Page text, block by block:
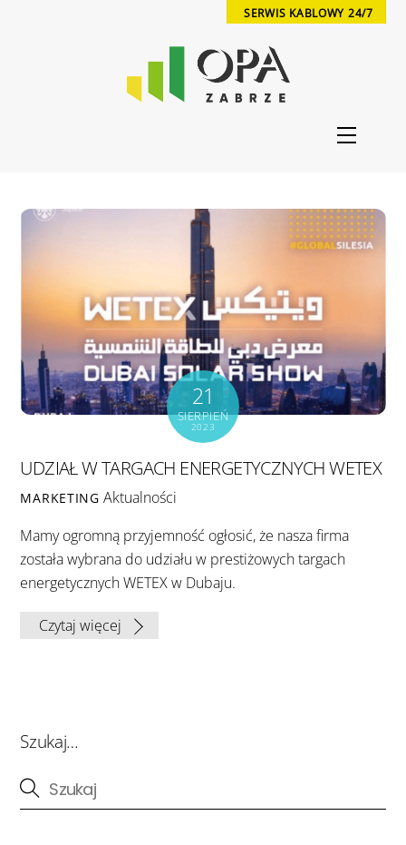
SERWIS KABLOWY 24/7
Menu
21
SIERPIEŃ
2023
UDZIAŁ W TARGACH ENERGETYCZNYCH WETEX
MARKETING Aktualności
Mamy ogromną przyjemność ogłosić, że nasza firma
została wybrana do udziału w prestiżowych targach
energetycznych WETEX w Dubaju.
Czytaj więcej
Szukaj…